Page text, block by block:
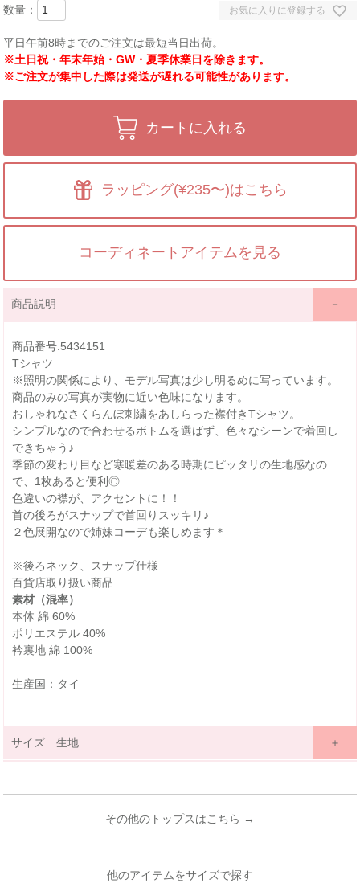
お気に入りに登録する
平日午前8時までのご注文は最短当日出荷。
※土日祝・年末年始・GW・夏季休業日を除きます。
※ご注文が集中した際は発送が遅れる可能性があります。
カートに入れる
ラッピング(¥235〜)はこちら
コーディネートアイテムを見る
商品説明
商品番号:5434151
Tシャツ
※照明の関係により、モデル写真は少し明るめに写っています。
商品のみの写真が実物に近い色味になります。
おしゃれなさくらんぼ刺繍をあしらった襟付きTシャツ。
シンプルなので合わせるボトムを選ばず、色々なシーンで着回し
できちゃう♪
季節の変わり目など寒暖差のある時期にピッタリの生地感なの
で、1枚あると便利◎
色違いの襟が、アクセントに！！
首の後ろがスナップで首回りスッキリ♪
２色展開なので姉妹コーデも楽しめます＊
※後ろネック、スナップ仕様
百貨店取り扱い商品
素材（混率）
本体 綿 60%
ポリエステル 40%
衿裏地 綿 100%
生産国：タイ
サイズ 生地
サイズ
年齢
40 43 47 50
その他のトップスはこちら →
他のアイテムをサイズで探す